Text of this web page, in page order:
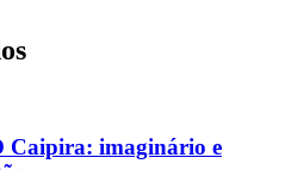
Caipira: imaginário e